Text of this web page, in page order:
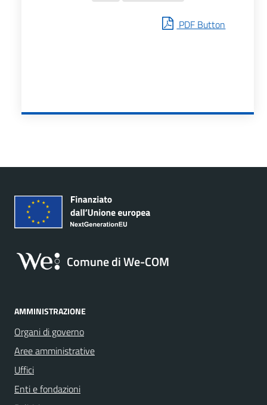
PDF Button
Comune di We-COM
AMMINISTRAZIONE
Organi di governo
Aree amministrative
Uffici
Enti e fondazioni